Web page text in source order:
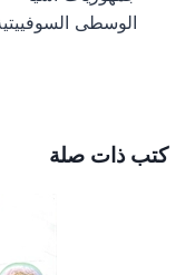
الوسطى
كتب ذات صلة